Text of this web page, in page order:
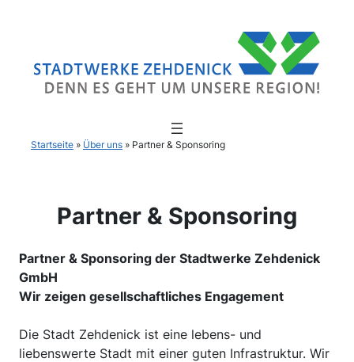
Startseite » Über uns » Partner & Sponsoring
Partner & Sponsoring
Partner & Sponsoring der Stadtwerke Zehdenick
GmbH
Wir zeigen gesellschaftliches Engagement
Die Stadt Zehdenick ist eine lebens- und
liebenswerte Stadt mit einer guten Infrastruktur. Wir